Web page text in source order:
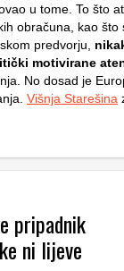
u tome. To što
obračuna, kao što
predvorju,
motivirane
No dosad je
Višnja Starešina
pripadnik
ni lijeve